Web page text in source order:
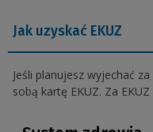
Jak uzyskać EKUZ
Jeśli planujesz wyjechać
sobą kartę EKUZ. Za EKUZ